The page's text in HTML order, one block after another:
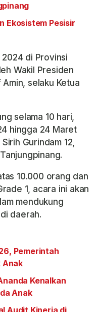
Ekosistem Pesisir
2024 di Provinsi
Wakil Presiden
Amin, selaku Ketua
selama 10 hari,
hingga 24 Maret
Gurindam 12,
10.000 orang dan
1, acara ini akan
mendukung
daerah.
Pemerintah
Anak
Kenalkan
Anak